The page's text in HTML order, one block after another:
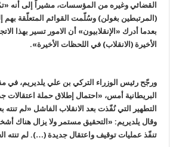
القضائي وغيره من المؤسسات، مشيراً إلى أنه
(المرتبطين بغولن) وسُلّمت القوائم المتعلّقة بهم
بعدما أدرك «الإنقلابيون» أن الامور تسير بهذا
الأخيرة (الانقلاب) في اللحظات الأخيرة».
ورجّح رئيس الوزراء التركي بن علي يلديريم، في
البريطانية أمس، «احتمال إطلاق حملة
التطهير التي نُفّذت بعد الانقلاب الفاشل «لم تنته
وقال يلديريم: «التحقيق مستمر ولا يزال هناك
تنفّذ عمليات توقيف واعتقال جديدة (…). لم تنته